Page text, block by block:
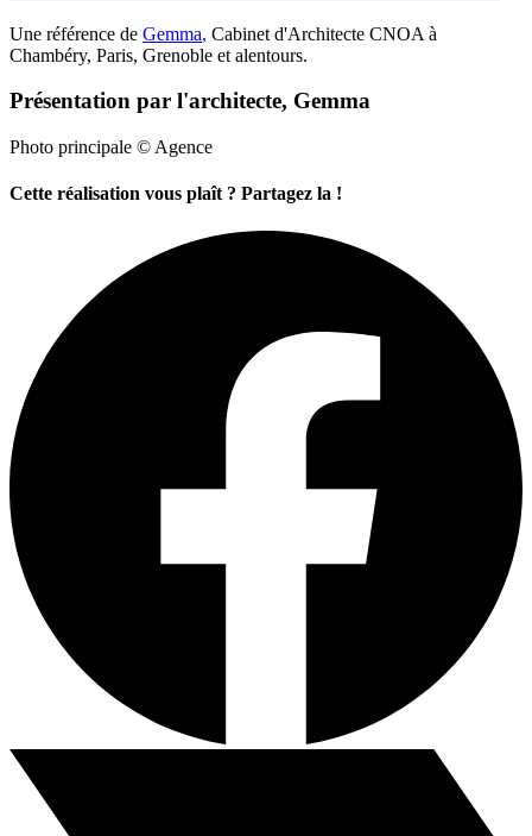
Une référence de Gemma, Cabinet d'Architecte CNOA à
Chambéry, Paris, Grenoble et alentours.
Présentation par l'architecte, Gemma
Photo principale © Agence
Cette réalisation vous plaît ? Partagez la !